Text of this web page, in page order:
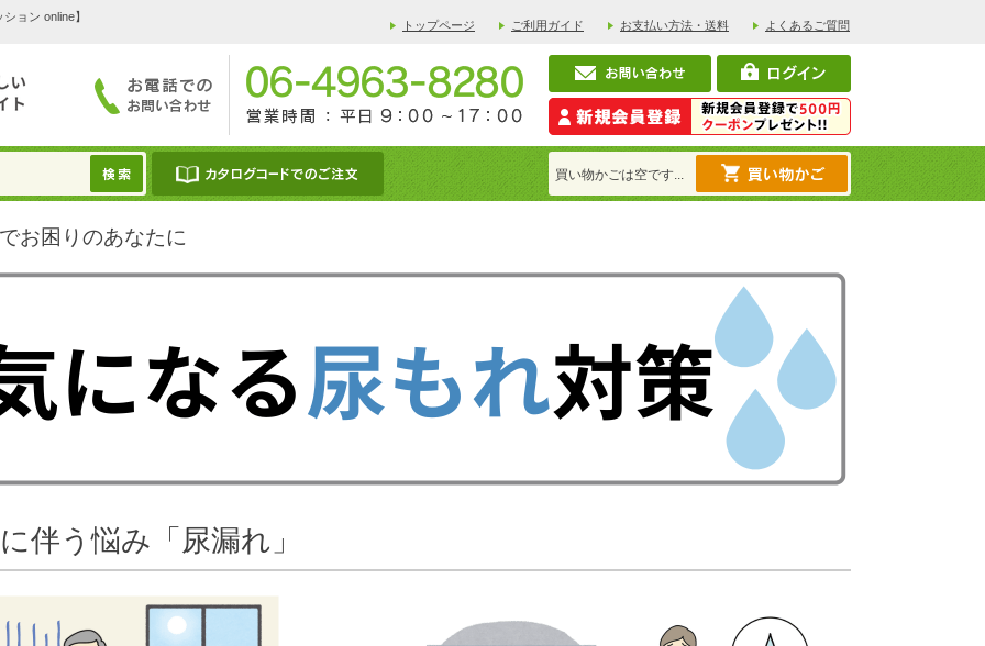
ョン online】
トップページ ご利用ガイド お支払い方法・送料 よくあるご質問
買い物かごは空です...
お困りのあなたに
伴う悩み「尿漏れ」